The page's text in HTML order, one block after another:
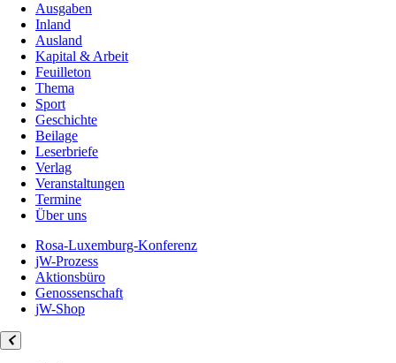
Ausgaben
Inland
Ausland
Kapital & Arbeit
Feuilleton
Thema
Sport
Geschichte
Beilage
Leserbriefe
Verlag
Veranstaltungen
Termine
Über uns
Rosa-Luxemburg-Konferenz
jW-Prozess
Aktionsbüro
Genossenschaft
jW-Shop